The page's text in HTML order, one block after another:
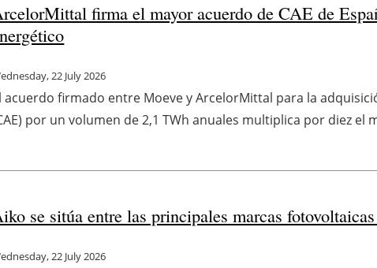
firma el mayor acuerdo de CAE de
22 July 2026
acuerdo firmado entre Moeve y ArcelorMittal para la
por un volumen de 2,1 TWh anuales multiplica por diez el
se sitúa entre las principales marcas
22 July 2026